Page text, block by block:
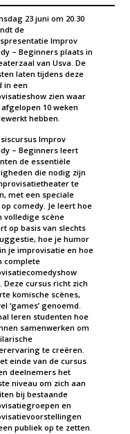
23 juni om 20.30
de
Improv
– Beginners plaats in
van Usva. De
laten tijdens deze
in een
zien waar
afgelopen 10 weken
hebben.
Improv
– Beginners leert
de essentiële
die nodig zijn
te
met een speciale
comedy. Je leert hoe
volledige scène
op basis van slechts
hoe je humor
je improvisatie en hoe
complete
Deze cursus richt zich
komische scènes,
‘games’ genoemd.
leren studenten hoe
samenwerken om
te creëren.
einde van de cursus
deelnemers het
niveau om zich aan
bij bestaande
en
publiek op te zetten.